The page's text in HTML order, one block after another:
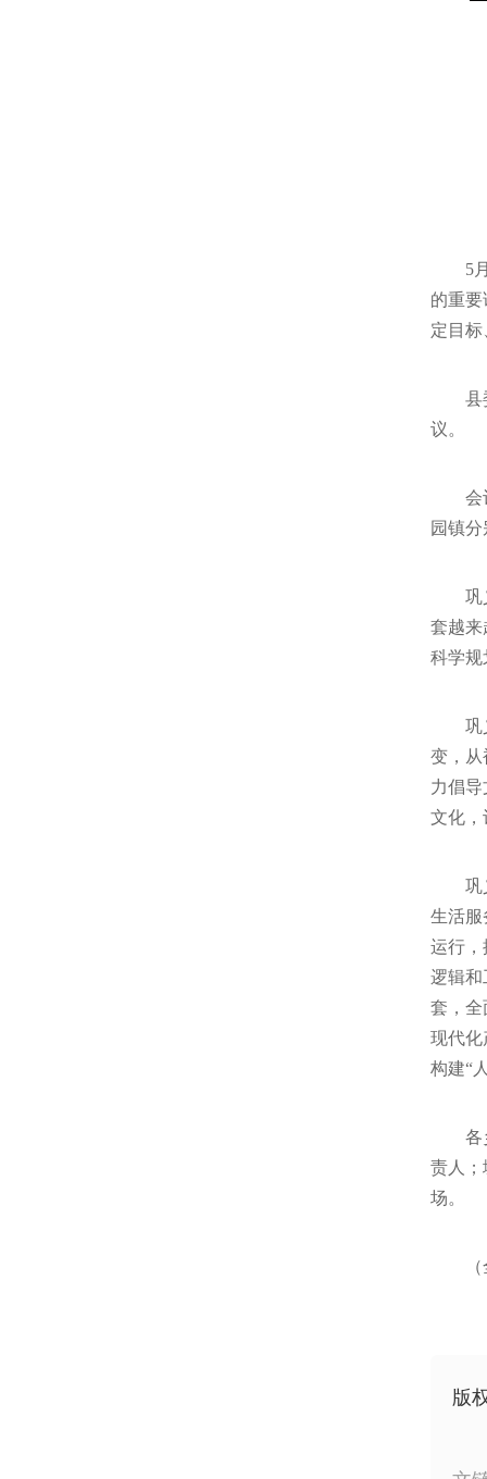
5
的重
定目
县
议。
会
园镇
巩
套越来
科学规
巩
变，从
力倡
文化，
巩
生活服
运行，
逻辑和
套，全
现代化
构建“
各
责人；
场。
版